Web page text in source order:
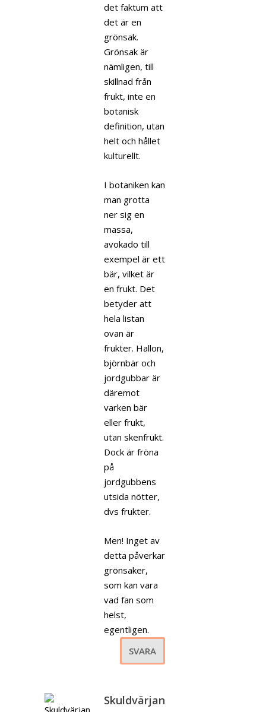
det faktum att
det är en
grönsak.
Grönsak är
nämligen, till
skillnad från
frukt, inte en
botanisk
definition, utan
helt och hållet
kulturellt.
I botaniken kan
man grotta
ner sig en
massa,
avokado till
exempel är ett
bär, vilket är
en frukt. Det
betyder att
hela listan
ovan är
frukter. Hallon,
björnbär och
jordgubbar är
däremot
varken bär
eller frukt,
utan skenfrukt.
Dock är fröna
på
jordgubbens
utsida nötter,
dvs frukter.
Men! Inget av
detta påverkar
grönsaker,
som kan vara
vad fan som
helst,
egentligen.
SVARA
Skuldvärjan